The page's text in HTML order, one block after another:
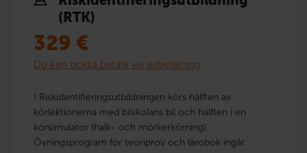
(RTK)
329 €
Du kan också betala via avbetalning
I Riskidentifieringsutbildningen körs hälften av
körlektionerna med bilskolans bil och hälften i en
körsimulator (halk- och mörkerkörning).
Övningsprogram för teoriprov och lärobok ingår.